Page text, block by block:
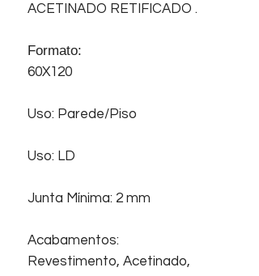
ACETINADO RETIFICADO .
Formato:
60X120
Uso: Parede/Piso
Uso: LD
Junta Mínima: 2 mm
Acabamentos:
Revestimento, Acetinado,